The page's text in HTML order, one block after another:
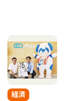
経済